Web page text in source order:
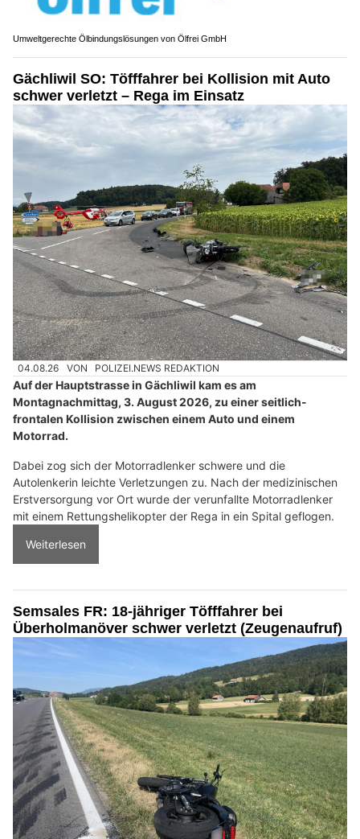
Umweltgerechte Ölbindungslösungen von Ölfrei GmbH
Gächliwil SO: Töfffahrer bei Kollision mit Auto
schwer verletzt – Rega im Einsatz
04.08.26 VON POLIZEI.NEWS REDAKTION
Auf der Hauptstrasse in Gächliwil kam es am
Montagnachmittag, 3. August 2026, zu einer seitlich-
frontalen Kollision zwischen einem Auto und einem
Motorrad.
Dabei zog sich der Motorradlenker schwere und die
Autolenkerin leichte Verletzungen zu. Nach der medizinischen
Erstversorgung vor Ort wurde der verunfallte Motorradlenker
mit einem Rettungshelikopter der Rega in ein Spital geflogen.
Weiterlesen
Semsales FR: 18-jähriger Töfffahrer bei
Überholmanöver schwer verletzt (Zeugenaufruf)